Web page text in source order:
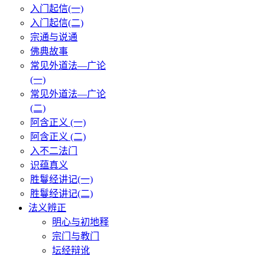
入门起信(一)
入门起信(二)
宗通与说通
佛典故事
常见外道法—广论
(一)
常见外道法—广论
(二)
阿含正义 (一)
阿含正义 (二)
入不二法门
识蕴真义
胜鬘经讲记(一)
胜鬘经讲记(二)
法义辨正
明心与初地释
宗门与教门
坛经辩讹